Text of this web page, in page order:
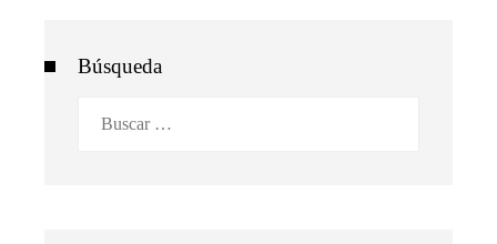
Búsqueda